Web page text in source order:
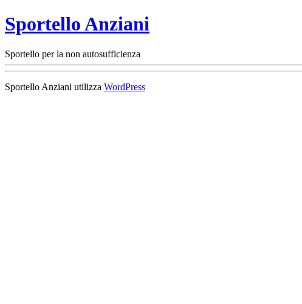
Sportello Anziani
Sportello per la non autosufficienza
Sportello Anziani utilizza WordPress